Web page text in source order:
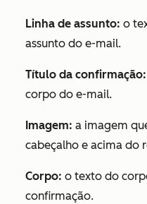
Linha de assunto: o
assunto do e-mail.
Título da confirmação:
corpo do e-mail.
Imagem: a imagem
cabeçalho e acima do
Corpo: o texto do
confirmação.